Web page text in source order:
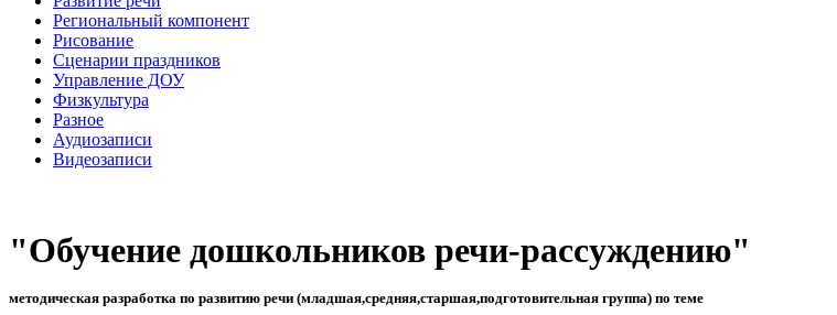
Региональный компонент
Рисование
Сценарии праздников
Управление ДОУ
Физкультура
Разное
Аудиозаписи
Видеозаписи
"Обучение дошкольников речи-рассуждению"
методическая разработка по развитию речи (младшая,средняя,старшая,подготовительная группа) по теме